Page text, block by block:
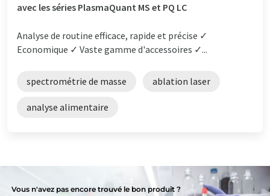
avec les séries PlasmaQuant MS et PQ LC
Analyse de routine efficace, rapide et précise ✓
Economique ✓ Vaste gamme d'accessoires ✓...
spectrométrie de masse ablation laser
analyse alimentaire
Vous n'avez pas encore trouvé le bon produit ?